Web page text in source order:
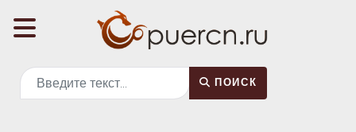
Поиск ПОИСК